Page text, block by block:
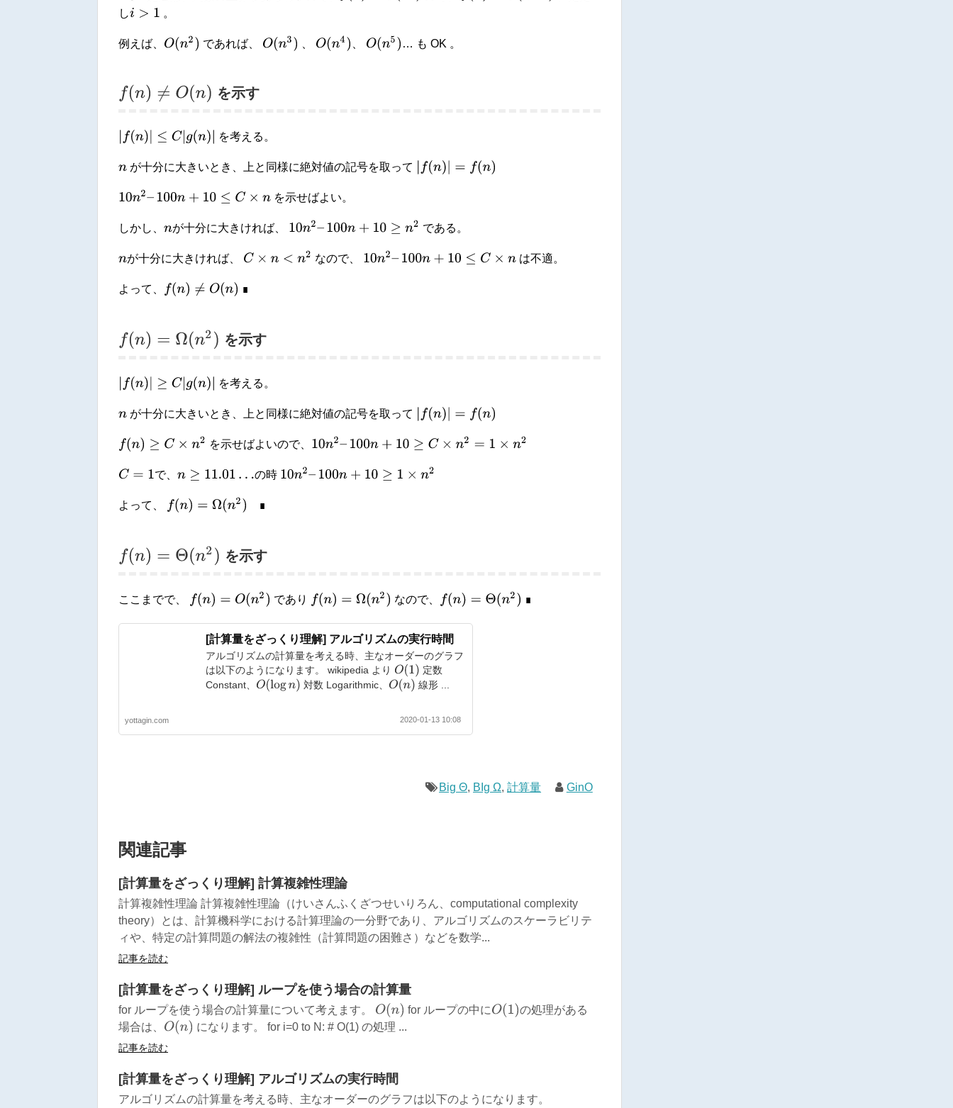
しi> 1 。
例えば、 O(n2) であれば、 O(n3) O(n4) O(n5) … も OK 。
f(n)≠O(n ) を示す
(n)|≤C |g( n)| を考える。
nが十分に大きいとき、上と同様に絶対値の記号を取って (n)|=f n)
10n2–100n+10≤ C × n を示せばよい。
しかし、 nが十分に大きければ、 10n2–100n+10≥ n 2 である。
nが十分に大きければ、 C× n< n2 なので、 10n2–100n+10≤ C× n は不適。
よって、 f(n)≠O (n ∎
∎
f(n)=Ω(n 2) を示す
(n)|≥C g( n)| を考える。
nが十分に大きいとき、上と同様に絶対値の記号を取って (n)|=f n)
f(n)≥C ×n 2 を示せばよいので、 10n2–100n+10≥ C ×n2= 1× n2
C= 1 で、 n≥ 11.01 … の時 10n2–100n+10≥ 1 ×n 2
よって、 f(n)=Ω (n 2) ∎
∎
f(n)=Θ(n 2) を示す
ここまでで、 f(n)=O (n 2) であり f(n)=Ω(n 2) なので、 f(n)=Θ(n 2) ∎
∎
[計算量をざっくり理解] アルゴリズムの実行時間
アルゴリズムの計算量を考える時、主なオーダーのグラフ
は以下のようになります。 wikipedia より O(1)
定数
Constant、 O(logn) 対数 Logarithmic、 O(n) 線形 ...
yottagin.com 2020-01-13 10:08
Big Θ, BIg Ω,計算量 GinO
関連記事
[計算量をざっくり理解] 計算複雑性理論
計算複雑性理論 計算複雑性理論（けいさんふくざつせいりろん、computational complexity
theory）とは、計算機科学における計算理論の一分野であり、アルゴリズムのスケーラビリテ
ィや、特定の計算問題の解法の複雑性（計算問題の困難さ）などを数学...
記事を読む
[計算量をざっくり理解] ループを使う場合の計算量
for ループを使う場合の計算量について考えます。 O(n) for ループの中にO(1)
の処理がある
場合は、 O(n) になります。 for i=0 to N: # O(1) の処理 ...
記事を読む
[計算量をざっくり理解] アルゴリズムの実行時間
アルゴリズムの計算量を考える時、主なオーダーのグラフは以下のようになります。